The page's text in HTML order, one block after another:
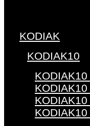
KODIAK
KODIAK10